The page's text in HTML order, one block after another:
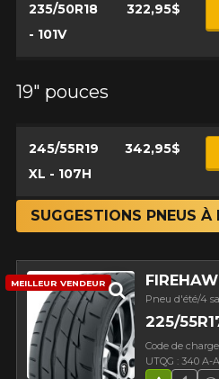
235/50R18
- 101V
322,95$
19" pouces
245/55R19
XL - 107H
342,95$
SUGGESTIONS PNEUS À
Pneu d'été/4
225/
Code de
UTQG : 340 A-A
MEILLEUR VENDEUR